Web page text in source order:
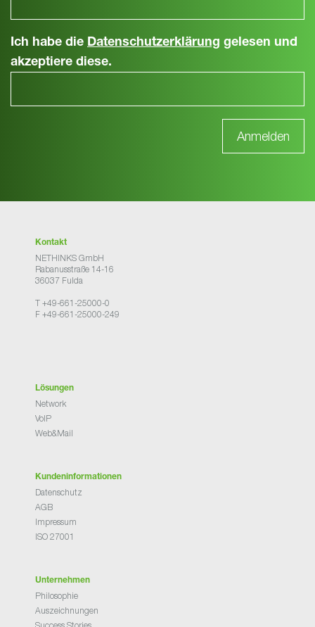
Ich habe die Datenschutzerklärung gelesen und
akzeptiere diese.
Kontakt
NETHINKS GmbH
Rabanusstraße 14-16
36037 Fulda
T +49-661-25000-0
F +49-661-25000-249
Lösungen
Network
VoIP
Web&Mail
Kundeninformationen
Datenschutz
AGB
Impressum
ISO 27001
Unternehmen
Philosophie
Auszeichnungen